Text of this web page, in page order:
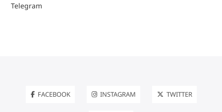
Telegram
FACEBOOK INSTAGRAM TWITTER